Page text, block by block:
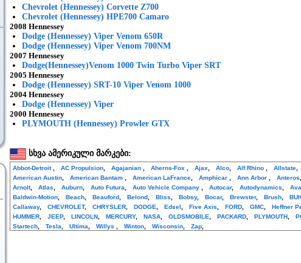
Chevrolet (Hennessey) Corvette Z700
Chevrolet (Hennessey) HPE700 Camaro
2008 Hennessey
Dodge (Hennessey) Viper Venom 650R
Dodge (Hennessey) Viper Venom 700NM
2007 Hennessey
Dodge(Hennessey)Venom 1000 Twin Turbo Viper SRT
2005 Hennessey
Dodge (Hennessey) SRT-10 Viper Venom 1000
2004 Hennessey
Dodge (Hennessey) Viper
2000 Hennessey
PLYMOUTH (Hennessey) Prowler GTX
სხვა ამერიკული მარკები:
Abbot-Detroit AC Propulsion Agajanian Aherns-Fox Ajax Alco Alf Rhino Allstate
American Austin
American Bantam American LaFrance Amphicar Ann Arbor Anteros
Arnolt, Atlas Auburn Auto Futura Auto Vehicle Company Autocar, Autodynamics
Baldwin-Motion
Beach Beauford Belond Bliss Bobsy, Bocar, Brewster, Brush
Callaway, CHEVROLET, CHRYSLER DODGE Edsel Five Axis FORD GMC Heffner
HUMMER
JEEP, LINCOLN MERCURY, NASA OLDSMOBILE PACKARD PLYMOUTH
Startech
Tesla Ultima Willys Winton Wisconsin Zap